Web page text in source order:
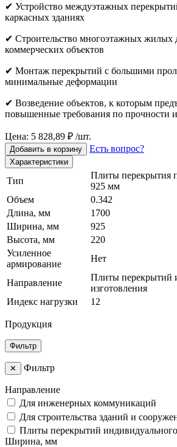
✔ Устройство междуэтажных
каркасных зданиях
✔ Строительство многоэтажных жилых
коммерческих объектов
✔ Монтаж перекрытий с большими
минимальные деформации
✔ Возведение объектов, к которым
повышенные требования по прочности
Цена: 5 828,89 ₽ /шт.
Добавить в корзину Есть вопрос?
Характеристики
Тип
Плиты перекрытия
925 мм
Объем
0.342
Длина, мм
1700
Ширина, мм
925
Высота, мм
220
Усиленное
армирование
Нет
Направление
Плиты перекрытий
изготовления
Индекс нагрузки
12
Продукция
Фильтр
✕ Фильтр
Направление
Для инженерных коммуникаций
Для строительства зданий и
Плиты перекрытий
Ширина, мм